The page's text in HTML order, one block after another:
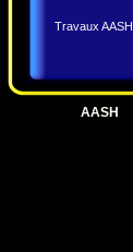
Travaux AASH
AASH